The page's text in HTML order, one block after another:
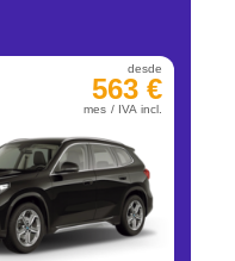
desde
563 €
mes / IVA incl.